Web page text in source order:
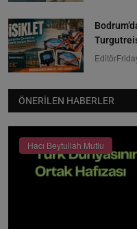
Editör
ÖNERILEN HABERLER
Hacı Beytullah Mutlu